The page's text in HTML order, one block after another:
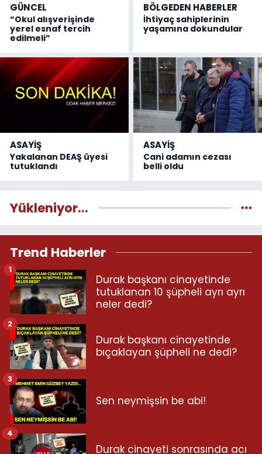
GÜNCEL
“Okul alışverişinde
yerel esnaf tercih
edilmeli”
BÖLGEDEN HABERLER
İhtiyaç sahiplerinin
yaşamına dokundular
ASAYİŞ
Yakalanan DEAŞ üyesi
tutuklandı
ASAYİŞ
Cani adamın cezası
belli oldu
Yükleniyor...
Trend Haberler
Durak başkanı cinayetinde
tutuklanan 10 şüpheli ayrı ayrı
neler dedi?
1
Durak başkanı cinayetinde
bıçaklayan şüpheli ne dedi?
2
Sen neymişsin be abi!
3
Durak cinayeti sonrasında acı
4